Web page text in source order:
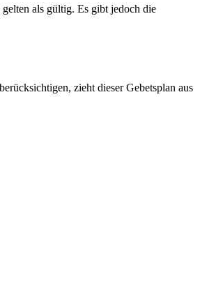
als gültig. Es gibt jedoch die
zieht dieser Gebetsplan aus